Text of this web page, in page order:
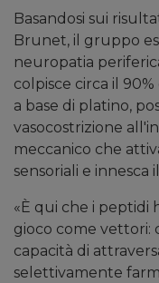
Basandosi sui
Brunet, il gruppo
neuropatia
colpisce circa il
a base di platino,
vasocostrizione
meccanico che
sensoriali e innesca
«È qui che i
gioco come vettori:
capacità di
selettivamente